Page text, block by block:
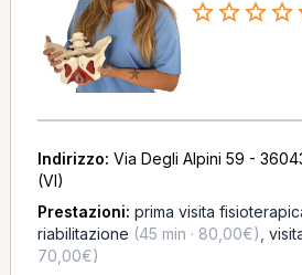
Indirizzo: Via Degli Alpini 59 -
(VI)
Prestazioni: prima visita
riabilitazione (45 min · 80,00€)
70,00€)